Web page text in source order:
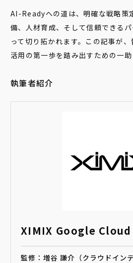
AI-Readyへの道は、明確な戦略策
備、人材育成、そして信頼できる
って切り拓かれます。この記事が
活用の第一歩を踏み出すための一助
執筆者紹介
XIMIX Google Cloud
監修：増谷 謙介（クラウドイン